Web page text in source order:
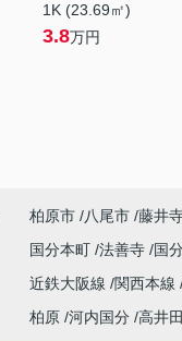
1K (23.69㎡)
3.8万円
柏原市 八尾市 藤井
国分本町 法善寺 国
近鉄大阪線 関西本線
柏原 河内国分 高井田